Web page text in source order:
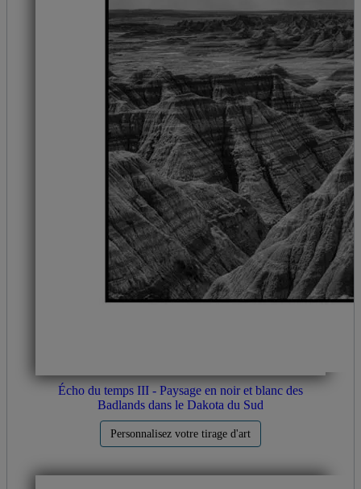
Écho du temps III - Paysage en noir et blanc des
Badlands dans le Dakota du Sud
Personnalisez votre tirage d'art